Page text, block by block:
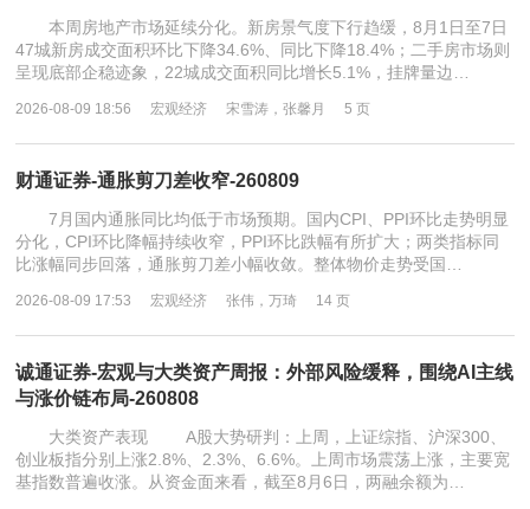
本周房地产市场延续分化。新房景气度下行趋缓，8月1日至7日
47城新房成交面积环比下降34.6%、同比下降18.4%；二手房市场则
呈现底部企稳迹象，22城成交面积同比增长5.1%，挂牌量边…
2026-08-09 18:56 宏观经济 宋雪涛，张馨月 5 页
财通证券-通胀剪刀差收窄-260809
7月国内通胀同比均低于市场预期。国内CPI、PPI环比走势明显
分化，CPI环比降幅持续收窄，PPI环比跌幅有所扩大；两类指标同
比涨幅同步回落，通胀剪刀差小幅收敛。整体物价走势受国…
2026-08-09 17:53 宏观经济 张伟，万琦 14 页
诚通证券-宏观与大类资产周报：外部风险缓释，围绕AI主线
与涨价链布局-260808
大类资产表现 A股大势研判：上周，上证综指、沪深300、
创业板指分别上涨2.8%、2.3%、6.6%。上周市场震荡上涨，主要宽
基指数普遍收涨。从资金面来看，截至8月6日，两融余额为…